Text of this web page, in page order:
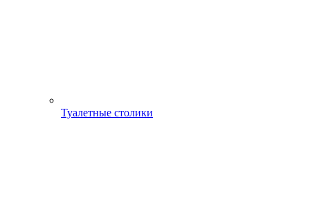
Туалетные столики